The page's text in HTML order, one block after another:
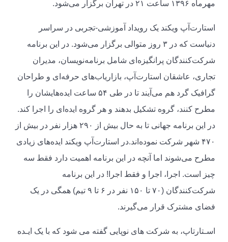
مهرماه ۱۳۹۶ ساعت ۲۱ در تهران برگزار می‌شود.
استارت‌آپ ویکند یک رویداد آموزشی-تجربی در سراسر
دنیاست که در ۳ روز متوالی برگزار می‌شود. در این برنامه
شرکت‌کنندگان پرانگیزه‌ای شامل برنامه‌نویسان، مدیران
تجاری، عاشقان استارت‌آپ، بازاریاب‌های حرفه‌ای و طراحان
گرافیک گرد هم می‌آیند تا در طی ۵۴ ساعت ایده‌هایشان را
مطرح کنند، گروه تشکیل بدهند و هر گروه ایده‌ای را اجرا کند.
در این برنامه جهانی تا به حال بیش از ۲۹۰ هزار نفر در بیش از
۴۷۰ شهر شرکت نموده‌اند.در استارت‌آپ ویکند ایده‌های زیادی
مطرح می‌شوند اما آنچه در این برنامه اهمیت دارد فقط سه
چیز است. اجرا، اجرا و فقط اجرا! در این برنامه
شرکت‌کنندگان (۷۰ تا ۱۵۰ نفر در ۶ تا ۹ تیم) همگی در یک
فضای مشترک قرار می‌گیرند.
اسـتارتاپ، به شرکت های نوپایی گفته می شود که با یک ایـده